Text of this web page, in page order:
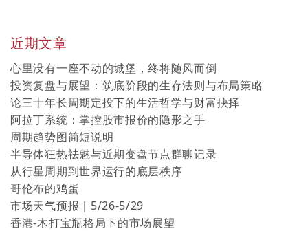
近期文章
心里没有一座不动的城堡，终将随风而倒
投资复盘与展望：筑底阶段的生存法则与布局策略
论三十年长周期定投下的生活哲学与财富抉择
阿拉丁系统：掌控股市报价的隐形之手
周期趋势图简短说明
半导体狂热祛魅与近期变盘节点群聊记录
从行星周期到世界运行的底层秩序
哥伦布的鸡蛋
市场天气预报｜5/26-5/29
香港-木打宝瓶格局下的市场展望